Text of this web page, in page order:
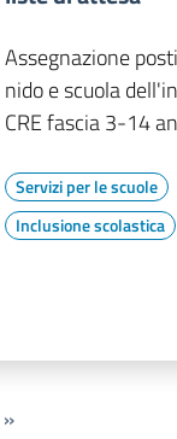
Assegnazione
nido e scuola
CRE fascia 3-14
Servizi per le scuole
Inclusione scolastica
»